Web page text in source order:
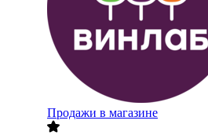
Продажи в магазине